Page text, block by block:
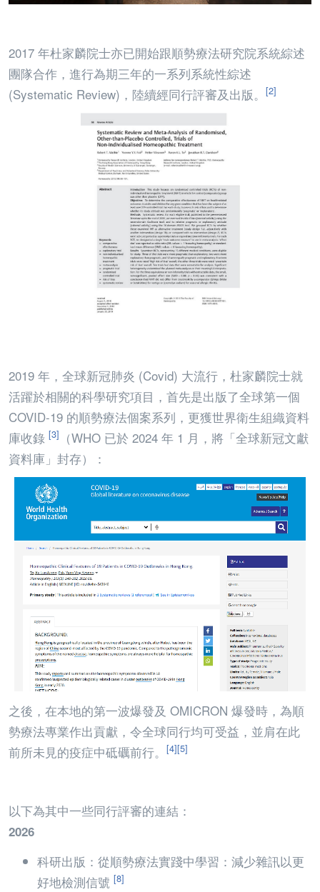
2017 年杜家麟院士亦已開始跟順勢療法研究院系統綜述
團隊合作，進行為期三年的一系列系統性綜述
(Systematic Review)，陸續經同行評審及出版。
[2]
2019 年，全球新冠肺炎 (Covid) 大流行，杜家麟院士就
活躍於相關的科學研究項目，首先是出版了全球第一個
COVID-19 的順勢療法個案系列，更獲世界衛生組織資料
庫收錄 [3]
（WHO 已於 2024 年 1 月，將「全球新冠文獻
資料庫」封存）：
之後，在本地的第一波爆發及 OMICRON 爆發時，為順
勢療法專業作出貢獻，令全球同行均可受益，並肩在此
前所未見的疫症中砥礪前行。
[4][5]
以下為其中一些同行評審的連結：
2026
科研出版：從順勢療法實踐中學習：減少雜訊以更
好地檢測信號 [8]